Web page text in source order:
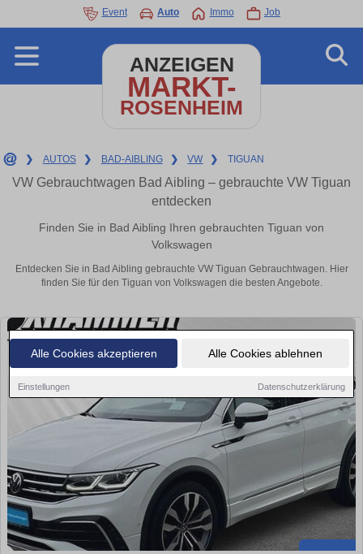
Alle Cookies akzeptieren Alle Cookies ablehnen
Einstellungen Datenschutzerklärung
Event Auto Immo Job
ANZEIGEN
MARKT-
ROSENHEIM
❯ AUTOS ❯ BAD-AIBLING ❯ VW ❯ TIGUAN
VW Gebrauchtwagen Bad Aibling – gebrauchte VW Tiguan
entdecken
Finden Sie in Bad Aibling Ihren gebrauchten Tiguan von
Volkswagen
Entdecken Sie in Bad Aibling gebrauchte VW Tiguan Gebrauchtwagen. Hier
finden Sie für den Tiguan von Volkswagen die besten Angebote.